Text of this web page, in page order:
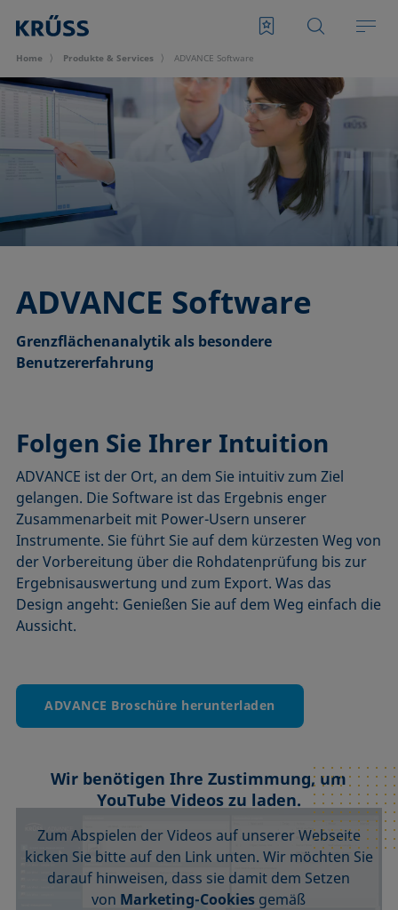
Home Produkte & Services ADVANCE Software
ADVANCE Software
Grenzflächenanalytik als besondere
Benutzererfahrung
Folgen Sie Ihrer Intuition
ADVANCE ist der Ort, an dem Sie intuitiv zum Ziel
gelangen. Die Software ist das Ergebnis enger
Zusammenarbeit mit Power-Usern unserer
Instrumente. Sie führt Sie auf dem kürzesten Weg von
der Vorbereitung über die Rohdatenprüfung bis zur
Ergebnisauswertung und zum Export. Was das
Design angeht: Genießen Sie auf dem Weg einfach die
Aussicht.
ADVANCE Broschüre herunterladen
Wir benötigen Ihre Zustimmung, um
YouTube Videos zu laden.
Zum Abspielen der Videos auf unserer Webseite
kicken Sie bitte auf den Link unten. Wir möchten Sie
darauf hinweisen, dass sie damit dem Setzen
von Marketing-Cookies gemäß